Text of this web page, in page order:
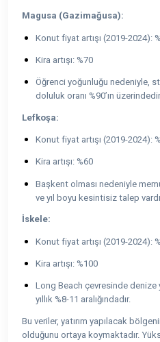
Magusa (Gazimağusa):
Konut fiyat artışı (2019-2024):
Kira artışı: %70
Öğrenci yoğunluğu nedeniyle,
doluluk oranı %90’ın
Lefkoşa:
Konut fiyat artışı (2019-2024):
Kira artışı: %60
Başkent olması nedeniyle
ve yıl boyu kesintisiz talep
İskele:
Konut fiyat artışı (2019-2024):
Kira artışı: %100
Long Beach çevresinde denize
yıllık %8-11 aralığındadır.
Bu veriler, yatırım yapılacak
olduğunu ortaya koymaktadır.